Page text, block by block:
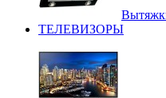
ТЕЛЕВИЗОРЫ